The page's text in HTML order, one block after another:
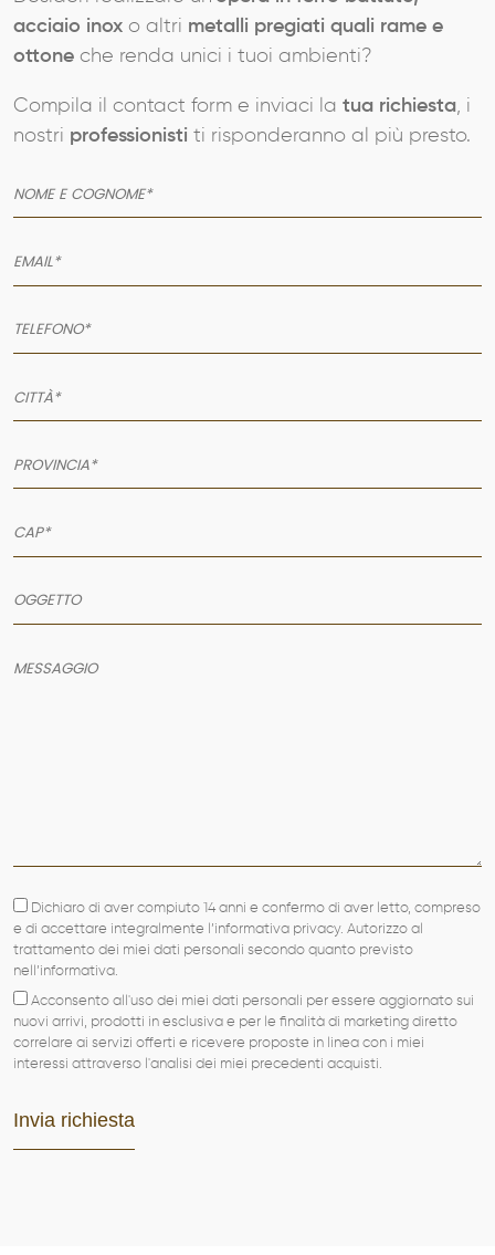
NEWS
CONTATTI
acciaio inox o altri metalli pregiati quali rame e
ottone che renda unici i tuoi ambienti?
Compila il contact form e inviaci la tua richiesta, i
nostri professionisti ti risponderanno al più presto.
Dichiaro di aver compiuto 14 anni e confermo di aver letto, compreso
e di accettare integralmente l’informativa privacy. Autorizzo al
trattamento dei miei dati personali secondo quanto previsto
nell’informativa.
Acconsento all'uso dei miei dati personali per essere aggiornato sui
nuovi arrivi, prodotti in esclusiva e per le finalità di marketing diretto
correlare ai servizi offerti e ricevere proposte in linea con i miei
interessi attraverso l'analisi dei miei precedenti acquisti.